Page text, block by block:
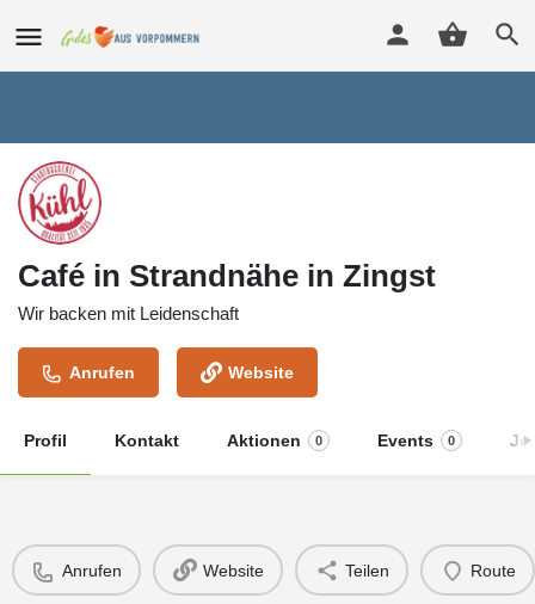
Café in Strandnähe in Zingst
Wir backen mit Leidenschaft
Anrufen Website
Profil Kontakt Aktionen 0 Events 0
Anrufen Website Teilen Route